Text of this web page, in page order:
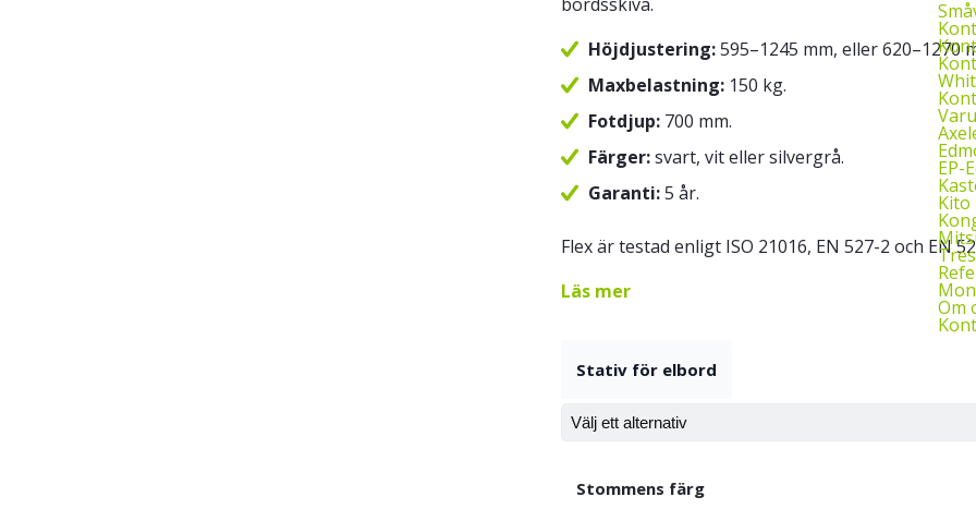
EP-
Kito
Om
Höjdjustering:595–1245 mm, eller 620–1270
Maxbelastning: 150 kg.
Fotdjup: 700 mm.
Färger:svart, vit eller silvergrå.
Garanti:5 år.
Flex är testad enligt ISO 21016, EN 527-2 och EN
Läs mer
Stativ för elbord
Stommens färg